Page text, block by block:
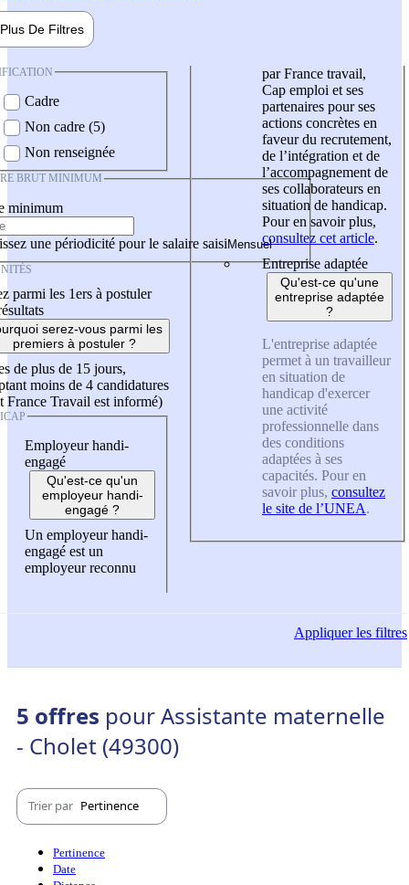
Plus De Filtres
Cadre
Non cadre (5)
Non renseignée
BRUT MINIMUM
minimum
une périodicité pour le salaire saisi
parmi les 1ers à postuler
serez-vous parmi les
premiers à postuler ?
de plus de 15 jours,
moins de 4 candidatures
France Travail est informé)
Employeur handi-
engagé
Qu'est-ce qu'un
employeur handi-
engagé ?
Un employeur handi-
engagé est un
employeur reconnu
par France travail,
Cap emploi et ses
partenaires pour ses
actions concrètes en
faveur du recrutement,
de l’intégration et de
l’accompagnement de
ses collaborateurs en
situation de handicap.
Pour en savoir plus,
consultez cet article.
Entreprise adaptée
Qu'est-ce qu'une
entreprise adaptée
?
L'entreprise adaptée
permet à un travailleur
en situation de
handicap d'exercer
une activité
professionnelle dans
des conditions
adaptées à ses
capacités. Pour en
savoir plus, consultez
le site de l’UNEA.
Appliquerles filtres
5 offres pour Assistante maternelle
- Cholet (49300)
Trier par Pertinence
Pertinence
Date